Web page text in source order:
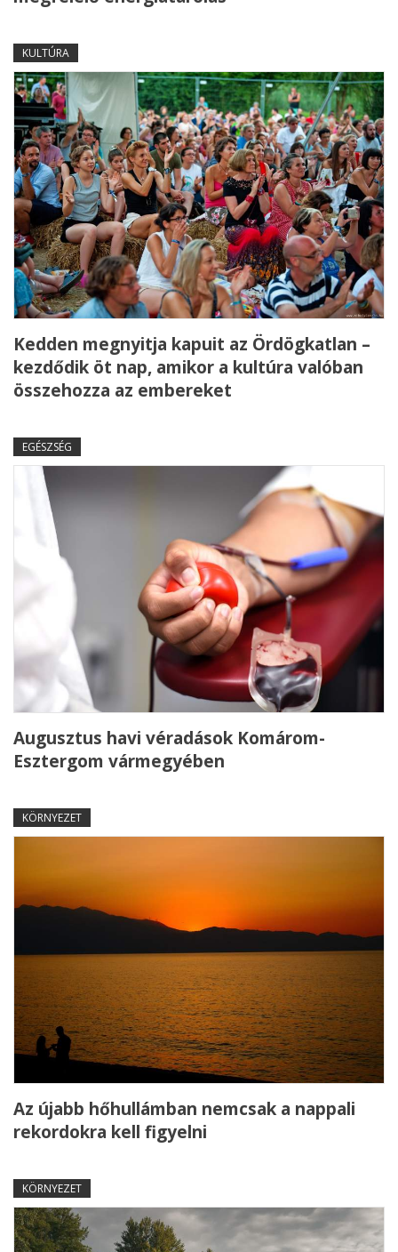
KULTÚRA
Kedden megnyitja kapuit az Ördögkatlan –
kezdődik öt nap, amikor a kultúra valóban
összehozza az embereket
EGÉSZSÉG
Augusztus havi véradások Komárom-
Esztergom vármegyében
KÖRNYEZET
Az újabb hőhullámban nemcsak a nappali
rekordokra kell figyelni
KÖRNYEZET